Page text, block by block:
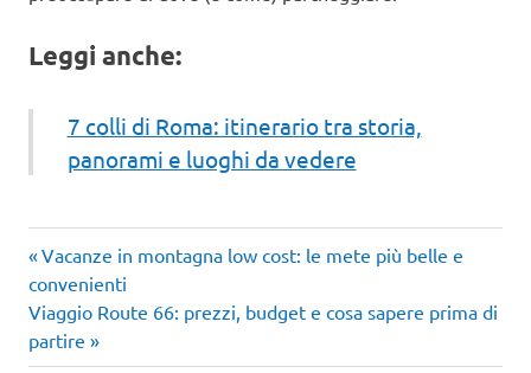
Leggi anche:
7 colli di Roma: itinerario tra storia,
panorami e luoghi da vedere
Navigazione
articoli
Articolo
precedente:
Vacanze in montagna low cost: le mete più belle e
convenienti
Articolo
successivo:
Viaggio Route 66: prezzi, budget e cosa sapere prima di
partire